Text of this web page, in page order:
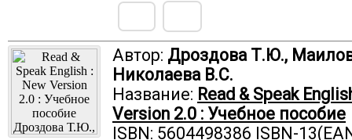
Автор: Дроздова Т.Ю.,
Николаева В.С.
Название: Read & Speak
Version 2.0 : Учебное пособие
ISBN: 5604498386 ISBN-